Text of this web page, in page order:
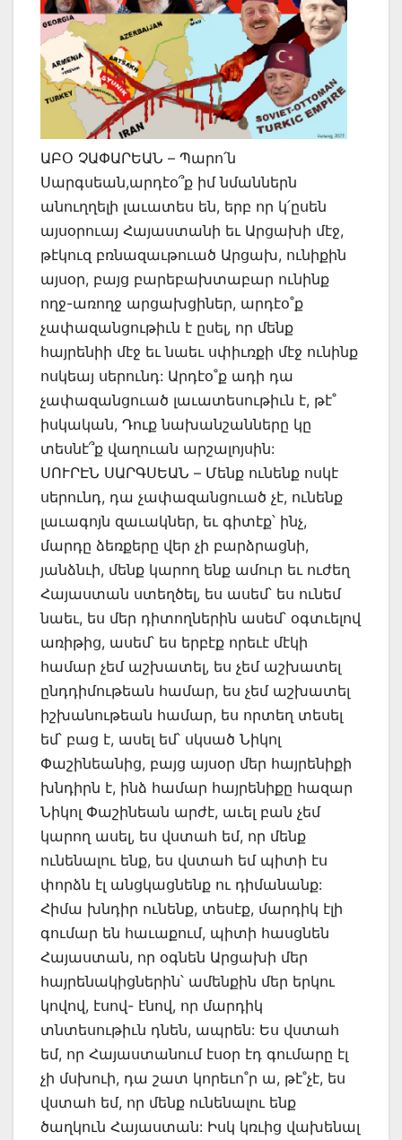
ԱԲՕ ՉԱՓԱՐԵԱՆ – Պարո՛ն
Սարգսեան,արդէօ՞ք իմ նմաններն
անուղղելի լաւատես են, երբ որ կ՛ըսեն
այսօրուայ Հայաստանի եւ Արցախի մէջ,
թէկուզ բռնազաւթուած Արցախ, ունիքին
այսօր, բայց բարեբախտաբար ունինք
ողջ-առողջ արցախցիներ, արդէօ˚ք
չափազանցութիւն է ըսել, որ մենք
հայրենիի մէջ եւ նաեւ սփիւռքի մէջ ունինք
ոսկեայ սերունդ: Արդէօ˚ք ադի դա
չափազանցուած լաւատեսութիւն է, թէ˚
իսկական, Դուք նախանշանները կը
տեսնէ՞ք վաղուան արշալոյսին:
ՍՈՒՐԷՆ ՍԱՐԳՍԵԱՆ – Մենք ունենք ոսկէ
սերունդ, դա չափազանցուած չէ, ունենք
լաւագոյն զաւակներ, եւ գիտէք՝ ինչ,
մարդը ձեռքերը վեր չի բարձրացնի,
յանձնւի, մենք կարող ենք ամուր եւ ուժեղ
Հայաստան ստեղծել, ես ասեմ՝ ես ունեմ
նաեւ, ես մեր դիտողներին ասեմ՝ օգտւելով
առիթից, ասեմ՝ ես երբէք որեւէ մէկի
համար չեմ աշխատել, ես չեմ աշխատել
ընդդիմութեան համար, ես չեմ աշխատել
իշխանութեան համար, ես որտեղ տեսել
եմ՝ բաց է, ասել եմ՝ սկսած Նիկոլ
Փաշինեանից, բայց այսօր մեր հայրենիքի
խնդիրն է, ինձ համար հայրենիքը հազար
Նիկոլ Փաշինեան արժէ, աւել բան չեմ
կարող ասել, ես վստահ եմ, որ մենք
ունենալու ենք, ես վստահ եմ պիտի էս
փորձն էլ անցկացնենք ու դիմանանք:
Հիմա խնդիր ունենք, տեսէք, մարդիկ էլի
գումար են հաւաքում, պիտի հասցնեն
Հայաստան, որ օգնեն Արցախի մեր
հայրենակիցներին՝ ամենքին մեր երկու
կովով, էսով- էնով, որ մարդիկ
տնտեսութիւն դնեն, ապրեն: Ես վստահ
եմ, որ Հայաստանում էսօր էդ գումարը էլ
չի մսխուի, դա շատ կորեւո˚ր ա, թէ˚չէ, ես
վստահ եմ, որ մենք ունենալու ենք
ծաղկուն Հայաստան: Իսկ կռւից վախենալ